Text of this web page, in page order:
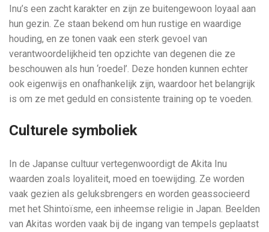
Inu’s een zacht karakter en zijn ze buitengewoon loyaal aan
hun gezin. Ze staan bekend om hun rustige en waardige
houding, en ze tonen vaak een sterk gevoel van
verantwoordelijkheid ten opzichte van degenen die ze
beschouwen als hun ‘roedel’. Deze honden kunnen echter
ook eigenwijs en onafhankelijk zijn, waardoor het belangrijk
is om ze met geduld en consistente training op te voeden.
Culturele symboliek
In de Japanse cultuur vertegenwoordigt de Akita Inu
waarden zoals loyaliteit, moed en toewijding. Ze worden
vaak gezien als geluksbrengers en worden geassocieerd
met het Shintoïsme, een inheemse religie in Japan. Beelden
van Akitas worden vaak bij de ingang van tempels geplaatst